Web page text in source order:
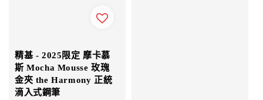
精基 - 2025限定 摩卡慕
斯 Mocha Mousse 玫瑰
金夾 the Harmony 正統
滴入式鋼筆